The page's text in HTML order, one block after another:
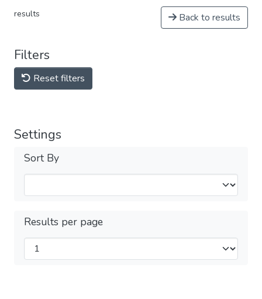
results Back to results
Filters
Reset filters
Settings
Sort By
Results per page